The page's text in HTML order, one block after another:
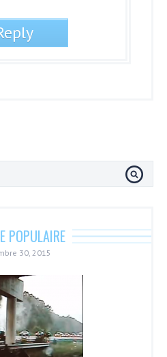
POPULAIRE
30, 2015